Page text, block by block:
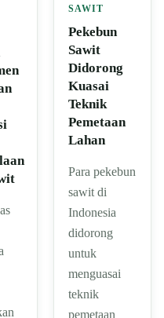
SAWIT
Pekebun
Sawit
Didorong
Kuasai
Teknik
Pemetaan
Lahan
Para pekebun
sawit di
Indonesia
didorong
untuk
menguasai
teknik
pemetaan